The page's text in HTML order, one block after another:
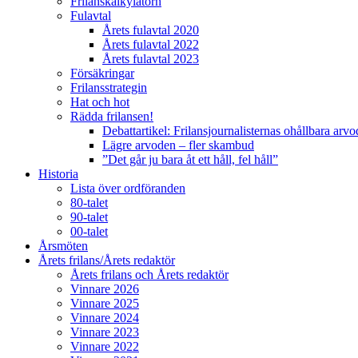
Fulavtal
Årets fulavtal 2020
Årets fulavtal 2022
Årets fulavtal 2023
Försäkringar
Frilansstrategin
Hat och hot
Rädda frilansen!
Debattartikel: Frilansjournalisternas ohållbara
Lägre arvoden – fler skambud
”Det går ju bara åt ett håll, fel håll”
Historia
Lista över ordföranden
80-talet
90-talet
00-talet
Årsmöten
Årets frilans/Årets redaktör
Årets frilans och Årets redaktör
Vinnare 2026
Vinnare 2025
Vinnare 2024
Vinnare 2023
Vinnare 2022